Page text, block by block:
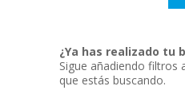
¿Ya has realizado tu
Sigue añadiendo filtros
que estás buscando.